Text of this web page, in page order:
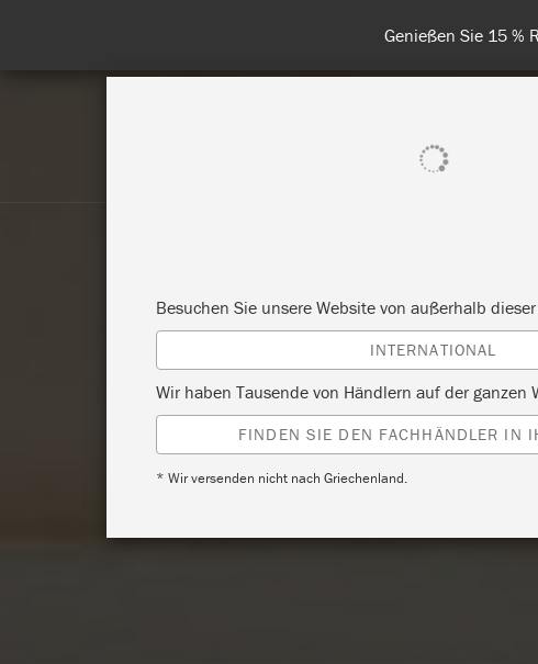
Entdecken Sie
Besuchen Sie unsere Website von außerhalb
INTERNATIONAL
Wir haben Tausende von Händlern auf der ganzen
FINDEN SIE DEN FACHHÄNDLER IN
* Wir versenden nicht nach Griechenland.